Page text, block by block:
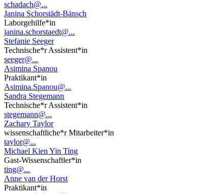
schadach@...
Janina Schorstädt-Bänsch
Laborgehilfe*in
janina.schorstaedt@...
Stefanie Seeger
Technische*r Assistent*in
seeger@...
Asimina Spanou
Praktikant*in
Asimina.Spanou@...
Sandra Stegemann
Technische*r Assistent*in
stegemann@...
Zachary Taylor
wissenschaftliche*r Mitarbeiter*in
taylor@...
Michael Kien Yin Ting
Gast-Wissenschaftler*in
ting@...
Anne van der Horst
Praktikant*in